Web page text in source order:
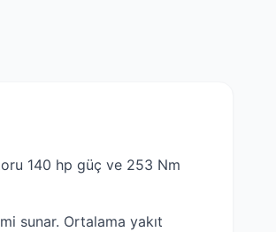
140 hp güç ve 253 Nm
sunar. Ortalama yakıt